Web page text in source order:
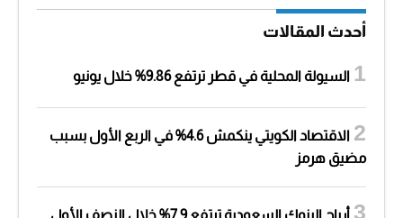
أحدث المقالات
السيولة المحلية في قطر ترتفع 9.86% خلال يونيو
الاقتصاد الكويتي ينكمش 4.6% في الربع الأول بسبب
مضيق هرمز
أرباح البنوك السعودية ترتفع 7.9% خلال النصف الأول